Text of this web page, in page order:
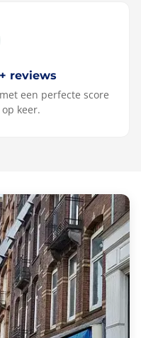
reviews
een perfecte score
keer.